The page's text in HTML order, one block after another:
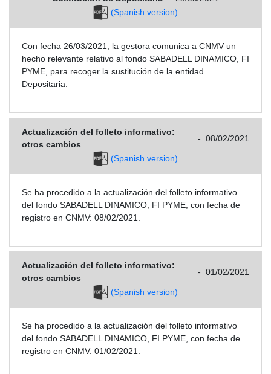
(Spanish version)
Con fecha 26/03/2021, la gestora comunica a CNMV un
hecho relevante relativo al fondo SABADELL DINAMICO, FI
PYME, para recoger la sustitución de la entidad
Depositaria.
Actualización del folleto informativo:
otros cambios
- 08/02/2021
(Spanish version)
Se ha procedido a la actualización del folleto informativo
del fondo SABADELL DINAMICO, FI PYME, con fecha de
registro en CNMV: 08/02/2021.
Actualización del folleto informativo:
otros cambios
- 01/02/2021
(Spanish version)
Se ha procedido a la actualización del folleto informativo
del fondo SABADELL DINAMICO, FI PYME, con fecha de
registro en CNMV: 01/02/2021.